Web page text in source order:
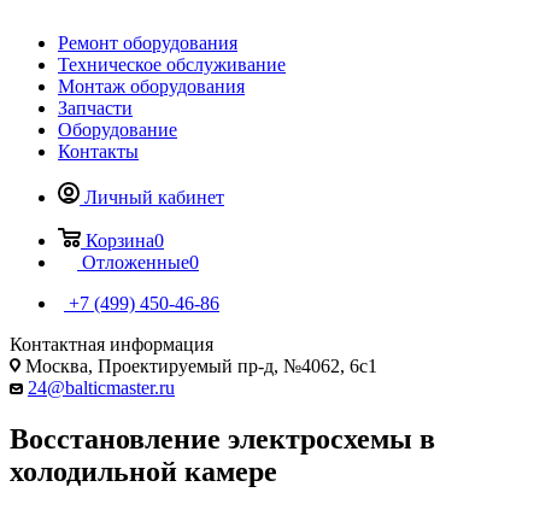
Ремонт оборудования
Техническое обслуживание
Монтаж оборудования
Запчасти
Оборудование
Контакты
Личный кабинет
Корзина0
Отложенные0
+7 (499) 450-46-86
Контактная информация
Москва, Проектируемый пр-д, №4062, 6с1
24@balticmaster.ru
Восстановление электросхемы в
холодильной камере